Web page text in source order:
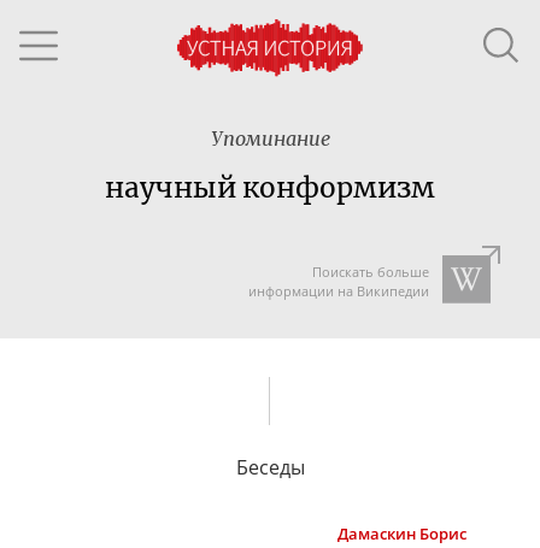
Упоминание
научный конформизм
Поискать больше
информации на Википедии
Беседы
Дамаскин Борис